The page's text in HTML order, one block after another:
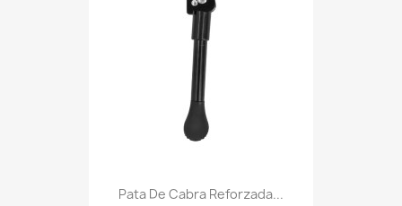
Pata De Cabra Reforzada...